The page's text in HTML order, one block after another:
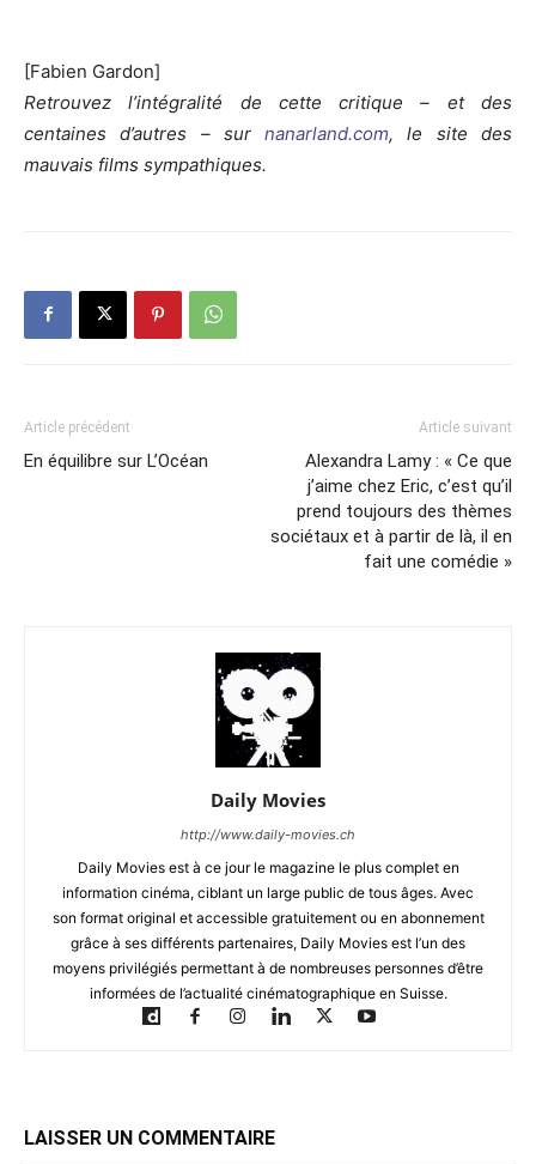
[Fabien Gardon]
Retrouvez l’intégralité de cette critique – et des
centaines d’autres – surnanarland.com, le site des
mauvais films sympathiques.
Article précédent
En équilibre sur L’Océan
Article suivant
Alexandra Lamy : « Ce que
j’aime chez Eric, c’est qu’il
prend toujours des thèmes
sociétaux et à partir de là, il en
fait une comédie »
Daily Movies
http://www.daily-movies.ch
Daily Movies est à ce jour le magazine le plus complet en
information cinéma, ciblant un large public de tous âges. Avec
son format original et accessible gratuitement ou en abonnement
grâce à ses différents partenaires, Daily Movies est l’un des
moyens privilégiés permettant à de nombreuses personnes d’être
informées de l’actualité cinématographique en Suisse.
LAISSER UN COMMENTAIRE